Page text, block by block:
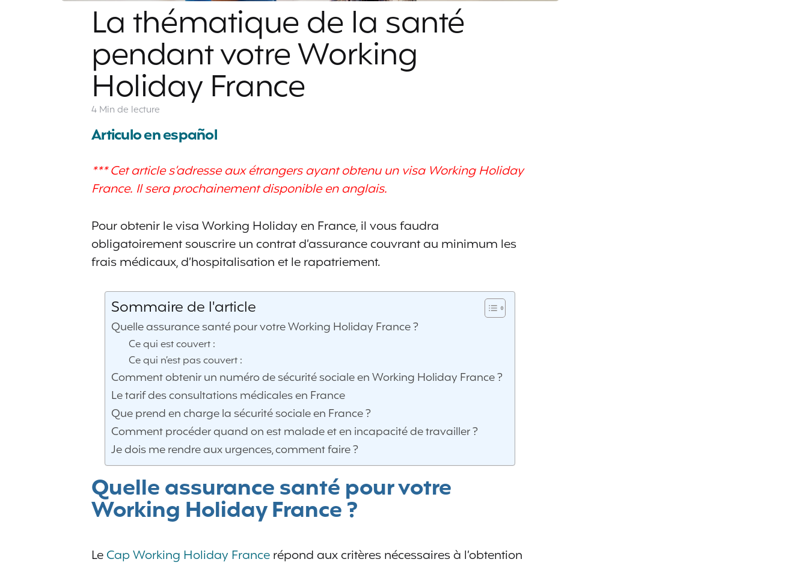
La thématique de la santé
pendant votre Working
Holiday France
4 Min de lecture
Articulo en español
*** Cet article s’adresse aux étrangers ayant obtenu un visa Working Holiday
France. Il sera prochainement disponible en anglais.
Pour obtenir le visa Working Holiday en France, il vous faudra
obligatoirement souscrire un contrat d’assurance couvrant au minimum les
frais médicaux, d’hospitalisation et le rapatriement.
Sommaire de l'article
Quelle assurance santé pour votre Working Holiday France ?
Ce qui est couvert :
Ce qui n’est pas couvert :
Comment obtenir un numéro de sécurité sociale en Working Holiday France ?
Le tarif des consultations médicales en France
Que prend en charge la sécurité sociale en France ?
Comment procéder quand on est malade et en incapacité de travailler ?
Je dois me rendre aux urgences, comment faire ?
Quelle assurance santé pour votre
Working Holiday France ?
LeCap Working Holiday Francerépond aux critères nécessaires à l’obtention